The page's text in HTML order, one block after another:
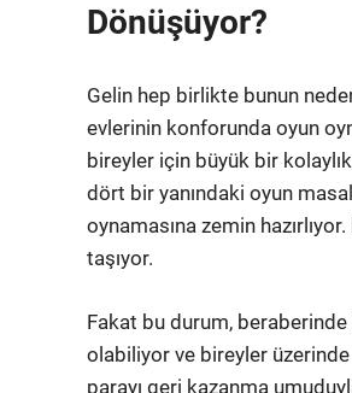
Dönüşüyor?
Gelin hep birlikte bunun
evlerinin konforunda oyun
bireyler için büyük bir
dört bir yanındaki oyun
oynamasına zemin
taşıyor.
Fakat bu durum, beraberinde
olabiliyor ve bireyler
parayı geri kazanma